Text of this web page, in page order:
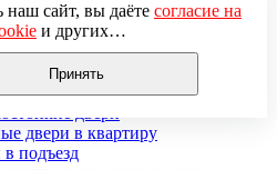
двери
двери
дверей
дом
дачу
двери в квартиру
подъезд
наш сайт, вы даёте согласие на
и других
(включая IP-адрес, сведения о
на сайте и т. п.)
проведения
(например,
с нашей
Принять